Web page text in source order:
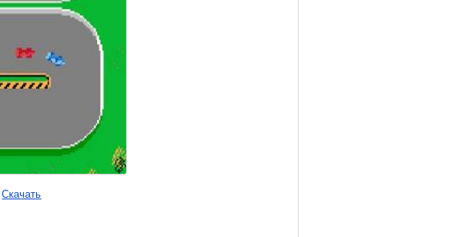
Скачать